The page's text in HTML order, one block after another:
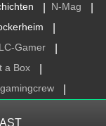
N-Mag
Gamer
a Box